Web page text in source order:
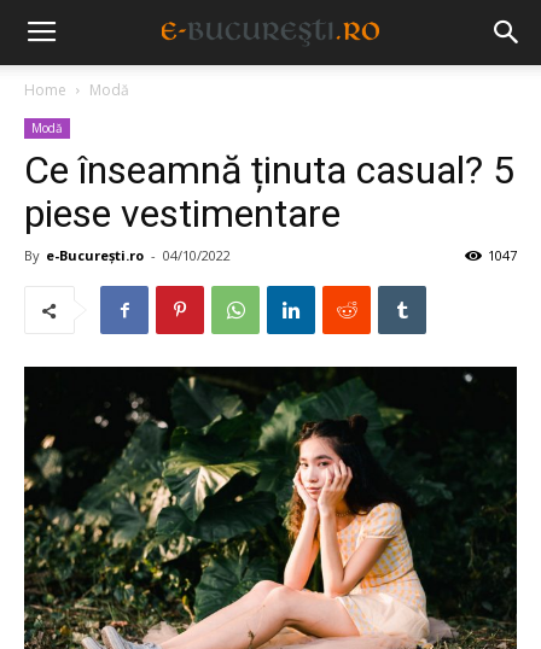
Home Modă
Modă
Ce înseamnă ținuta casual? 5
piese vestimentare
By e-București.ro - 04/10/2022 1047